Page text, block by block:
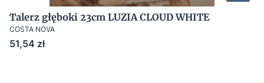
Talerz głęboki 23cm LUZIA CLOUD WHITE
COSTA NOVA
Cena
51,54 zł